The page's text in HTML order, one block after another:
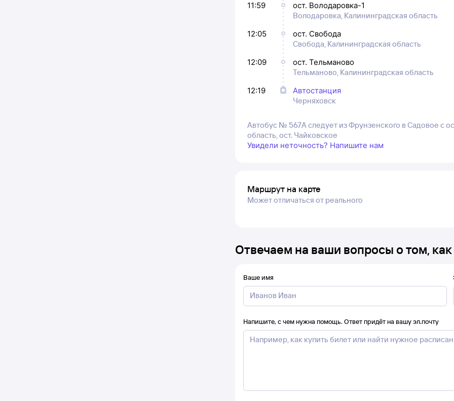
11:59
ост. Володаровка-1
Володаровка, Калининградская область
12:05
ост. Свобода
Свобода, Калининградская область
12:09
ост. Тельманово
Тельманово, Калининградская область
12:19
Автостанция
Черняховск
Автобус № 567А следует из Фрунзенского в Садовое с
область, ост. Чайковское
Увидели неточность? Напишите нам
Маршрут на карте
Может отличаться от реального
Отвечаем на ваши вопросы о том, как
Ваше имя
Напишите, с чем нужна помощь. Ответ придёт на вашу эл.почту